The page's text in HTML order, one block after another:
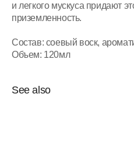
и легкого мускуса придают
приземленность.
Состав: соевый воск,
Объем: 120мл
See also